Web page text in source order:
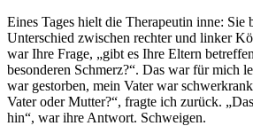
Eines Tages hielt die Therapeutin inne: Sie
Unterschied zwischen rechter und linker
war Ihre Frage, „gibt es Ihre Eltern
besonderen Schmerz?“. Das war für mich
war gestorben, mein Vater war
Vater oder Mutter?“, fragte ich zurück.
hin“, war ihre Antwort. Schweigen.